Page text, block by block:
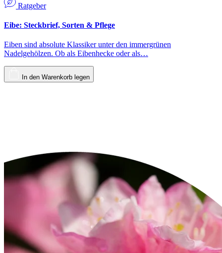
Ratgeber
Eibe: Steckbrief, Sorten & Pflege
Eiben sind absolute Klassiker unter den immergrünen
Nadelgehölzen. Ob als Eibenhecke oder als…
In den Warenkorb legen